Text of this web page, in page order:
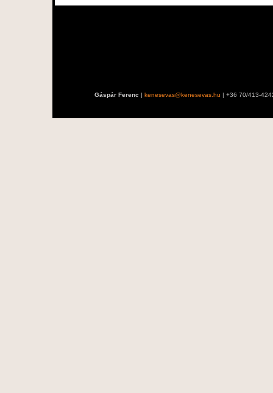
Gáspár Ferenc | kenesevas@kenesevas.hu | +36 70/413-